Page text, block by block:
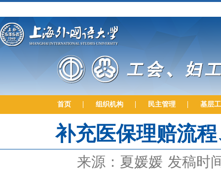
首页 组织机构 民主管理 基层
补充医保理赔流
来源：夏媛媛 发稿时